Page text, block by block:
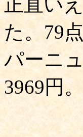
た。79点
パーニ
3969円。